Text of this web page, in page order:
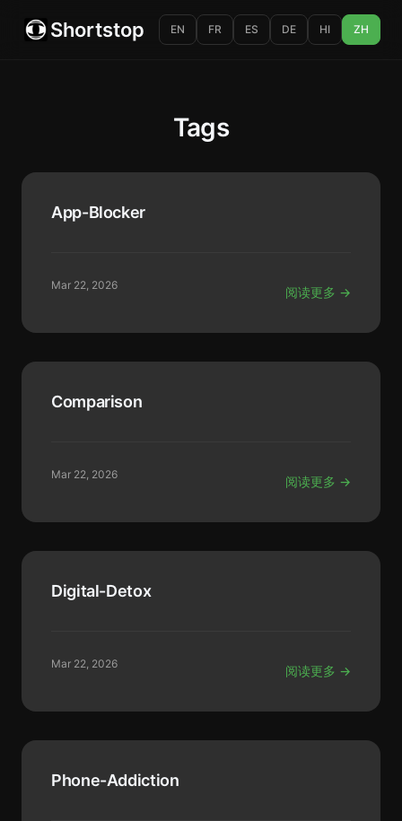
Shortstop EN FR ES DE HI ZH
Tags
App-Blocker
Mar 22, 2026 阅读更多 →
Comparison
Mar 22, 2026 阅读更多 →
Digital-Detox
Mar 22, 2026 阅读更多 →
Phone-Addiction